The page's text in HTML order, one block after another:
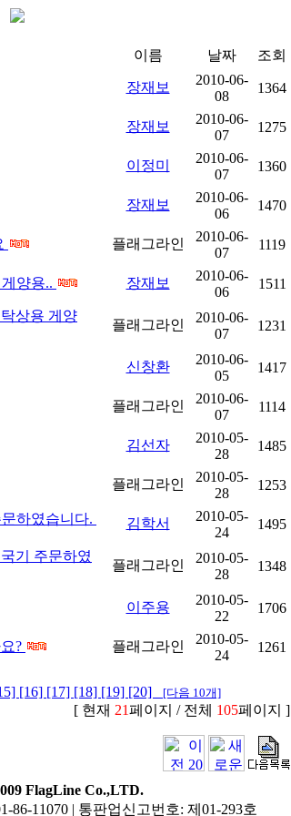
이름 날짜 조회
장재보
2010-06-
08
1364
장재보
2010-06-
07
1275
이정미
2010-06-
07
1360
장재보
2010-06-
06
1470
플래그라인
2010-06-
07
1119
양용.. 장재보
2010-06-
06
1511
상용 게양
플래그라인
2010-06-
07
1231
신창환
2010-06-
05
1417
플래그라인
2010-06-
07
1114
김선자
2010-05-
28
1485
플래그라인
2010-05-
28
1253
하였습니다. 김학서
2010-05-
24
1495
기 주문하였
플래그라인
2010-05-
28
1348
이주용
2010-05-
22
1706
? 플래그라인
2010-05-
24
1261
[16] [17] [18] [19] [20] [다음 10개]
[ 현재 21페이지 / 전체 105페이지 ]
FlagLine Co.,LTD.
86-11070 | 통판업신고번호: 제01-293호